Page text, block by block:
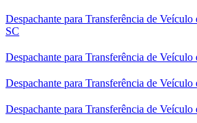
Despachante para Transferência de
SC
Despachante para Transferência de
Despachante para Transferência de Veículo
Despachante para Transferência de